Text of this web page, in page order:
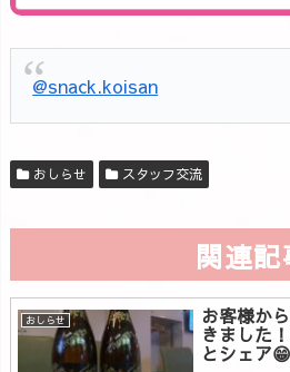
@snack.koisan
おしらせ スタッフ交流
関連記
おしらせ お客様か
きました
とシェア